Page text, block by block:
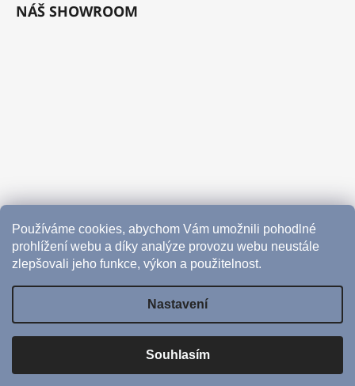
Používáme cookies, abychom Vám umožnili pohodlné
prohlížení webu a díky analýze provozu webu neustále
zlepšovali jeho funkce, výkon a použitelnost.
Nastavení
Souhlasím
NÁŠ SHOWROOM
CoffeeHub. Všechna práva vyhrazena.
Upravit nastavení cookies